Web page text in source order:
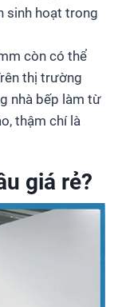
sinh hoạt trong
còn có thể
thị trường
nhà bếp làm từ
thậm chí là
giá rẻ?